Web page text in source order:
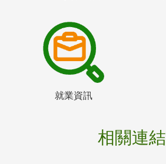
就業資訊
相關連結